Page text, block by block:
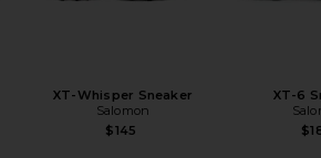
XT-Whisper Sneaker
Salomon
$145
XT-6